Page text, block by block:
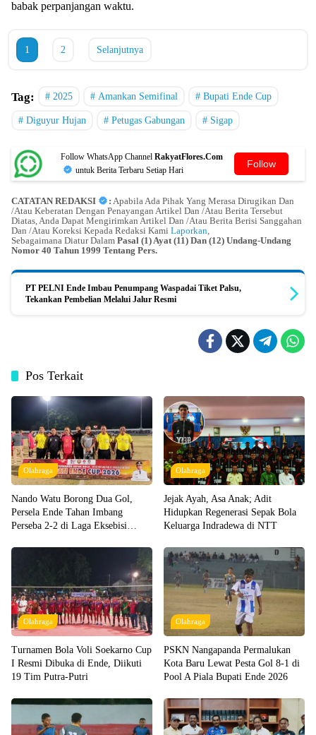
babak perpanjangan waktu.
1 2 Selanjutnya
Tag: 2025 Amankan Semifinal Bupati Ende Cup
Diguyur Hujan Petugas Gabungan Sigap
Follow WhatsApp Channel RakyatFlores.Com
untuk Berita Terbaru Setiap Hari
Follow
CATATAN REDAKSI : Apabila Ada Pihak Yang Merasa Dirugikan Dan
/Atau Keberatan Dengan Penayangan Artikel Dan /Atau Berita Tersebut
Diatas, Anda Dapat Mengirimkan Artikel Dan /Atau Berita Berisi Sanggahan
Dan /Atau Koreksi Kepada Redaksi Kami Laporkan,
Sebagaimana Diatur Dalam Pasal (1) Ayat (11) Dan (12) Undang-Undang
Nomor 40 Tahun 1999 Tentang Pers.
PT PELNI Ende Imbau Penumpang Waspadai Tiket Palsu,
Tekankan Pembelian Melalui Jalur Resmi
Pos Terkait
Olahraga
Nando Watu Borong Dua Gol,
Persela Ende Tahan Imbang
Perseba 2-2 di Laga Eksebisi
Olahraga
Jejak Ayah, Asa Anak; Adit
Hidupkan Regenerasi Sepak Bola
Keluarga Indradewa di NTT
Olahraga
Turnamen Bola Voli Soekarno Cup
I Resmi Dibuka di Ende, Diikuti
19 Tim Putra-Putri
Olahraga
PSKN Nangapanda Permalukan
Kota Baru Lewat Pesta Gol 8-1 di
Pool A Piala Bupati Ende 2026